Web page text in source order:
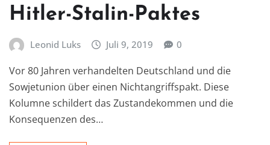
Hitler-Stalin-Paktes
Leonid Luks Juli 9, 2019 0
Vor 80 Jahren verhandelten Deutschland und die
Sowjetunion über einen Nichtangriffspakt. Diese
Kolumne schildert das Zustandekommen und die
Konsequenzen des…